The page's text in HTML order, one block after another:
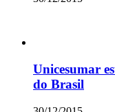
Unicesumar
do Brasil